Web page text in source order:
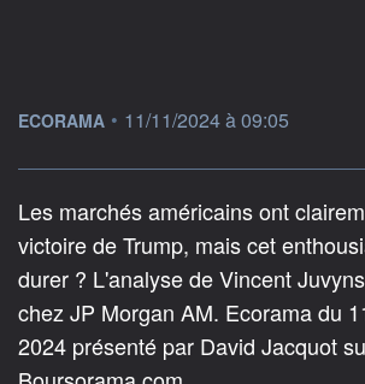
information fournie par
ECORAMA • 11/11/2024 à 09:05
Les marchés américains ont
victoire de Trump, mais cet
durer ? L'analyse de Vincent
chez JP Morgan AM. Ecorama du
2024 présenté par David Jacquot